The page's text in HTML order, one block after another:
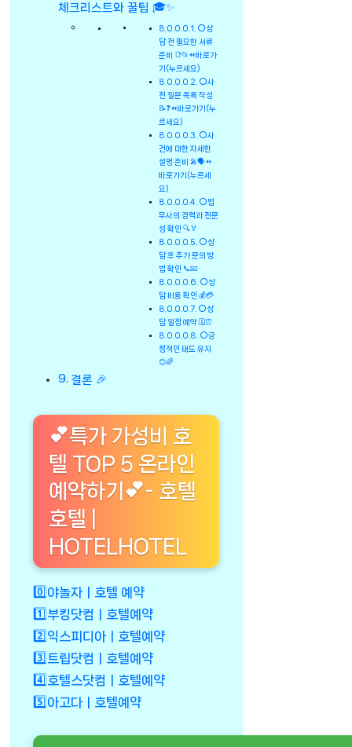
체크리스트와 꿀팁 🎓✨
⭕상
담 전 필요한 서류
준비 📑📂⏪바로가
기(누르세요)
⭕사
전 질문 목록 작성
📝❓⏪바로가기(누
르세요)
⭕사
건에 대한 자세한
설명 준비 🎤🗣️⏪
바로가기(누르세
요)
⭕법
무사의 경력과 전문
성 확인 🔍🏅
⭕상
담 후 추가 문의 방
법 확인 📞📧
⭕상
담 비용 확인 💰💳
⭕상
담 일정 예약 🗓️⏰
⭕긍
정적인 태도 유지
😊🌈
결론 🎉
💕특가 가성비 호
텔 TOP 5 온라인
예약하기💕- 호텔
호텔 |
HOTELHOTEL
0️⃣야놀자ㅣ호텔 예약
1️⃣부킹닷컴ㅣ호텔예약
2️⃣익스피디아ㅣ호텔예약
3️⃣트립닷컴ㅣ호텔예약
4️⃣호텔스닷컴ㅣ호텔예약
5️⃣아고다ㅣ호텔예약